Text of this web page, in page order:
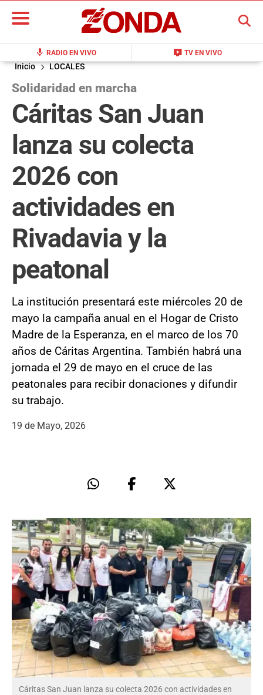
mic RADIO EN VIVO live_tv TV EN VIVO
BUSCAR
Inicio LOCALES
Solidaridad en marcha
Cáritas San Juan
lanza su colecta
2026 con
actividades en
Rivadavia y la
peatonal
La institución presentará este miércoles 20 de
mayo la campaña anual en el Hogar de Cristo
Madre de la Esperanza, en el marco de los 70
años de Cáritas Argentina. También habrá una
jornada el 29 de mayo en el cruce de las
peatonales para recibir donaciones y difundir
su trabajo.
19 de Mayo, 2026
Cáritas San Juan lanza su colecta 2026 con actividades en